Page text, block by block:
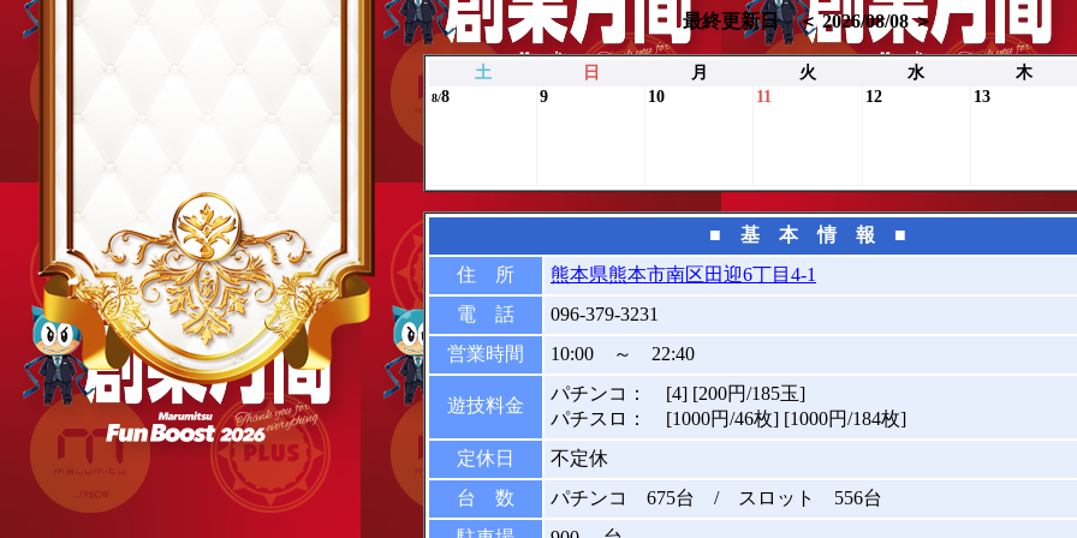
最終更新日 ＜ 2026/08/08 ＞
土 日 月 火 水 木
8/8 9 10 11 12 13
■ 基 本 情 報 ■
住 所
熊本県熊本市南区田迎6丁目4-1
電 話
096-379-3231
営業時間
10:00 ～ 22:40
遊技料金
パチンコ： [4] [200円/185玉]
パチスロ： [1000円/46枚] [1000円/184枚]
定休日
不定休
台 数
パチンコ 675台 / スロット 556台